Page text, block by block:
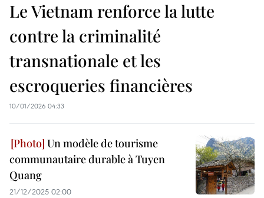
Le Vietnam renforce la lutte
contre la criminalité
transnationale et les
escroqueries financières
10/01/2026 04:33
Un modèle de tourisme
communautaire durable à Tuyen
Quang
21/12/2025 02:00